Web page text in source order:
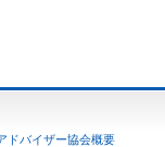
ドバイザー協会概要